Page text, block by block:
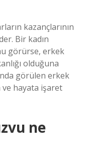
kazançlarının
Bir kadın
görürse, erkek
olduğuna
görülen erkek
ve hayata işaret
ne